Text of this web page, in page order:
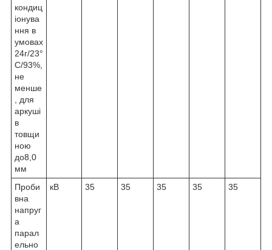
кондиц
іонува
ння в
умовах
24г/23°
С/93%,
не
менше
, для
аркуші
в
товщи
ною
до8,0
мм
Проби
вна
напруг
а
парал
ельно
кВ 35 35 35 35 35